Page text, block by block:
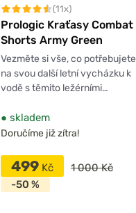
(11x)
Prologic Kraťasy Combat
Shorts Army Green
Vezměte si vše, co potřebujete
na svou další letní vycházku k
vodě s těmito ležérními…
● skladem
Doručíme již zítra!
499 Kč
1 000 Kč
-50 %